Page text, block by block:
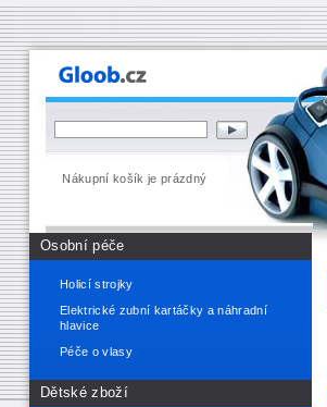
Nákupní košík je prázdný
Osobní péče
Holicí strojky
Elektrické zubní kartáčky a náhradní
hlavice
Péče o vlasy
Dětské zboží